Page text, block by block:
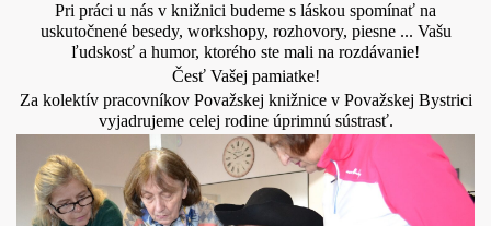
Pri práci u nás v knižnici budeme s láskou spomínať na
uskutočnené besedy, workshopy, rozhovory, piesne ... Vašu
ľudskosť a humor, ktorého ste mali na rozdávanie!
Česť Vašej pamiatke!
Za kolektív pracovníkov Považskej knižnice v Považskej Bystrici
vyjadrujeme celej rodine úprimnú sústrasť.